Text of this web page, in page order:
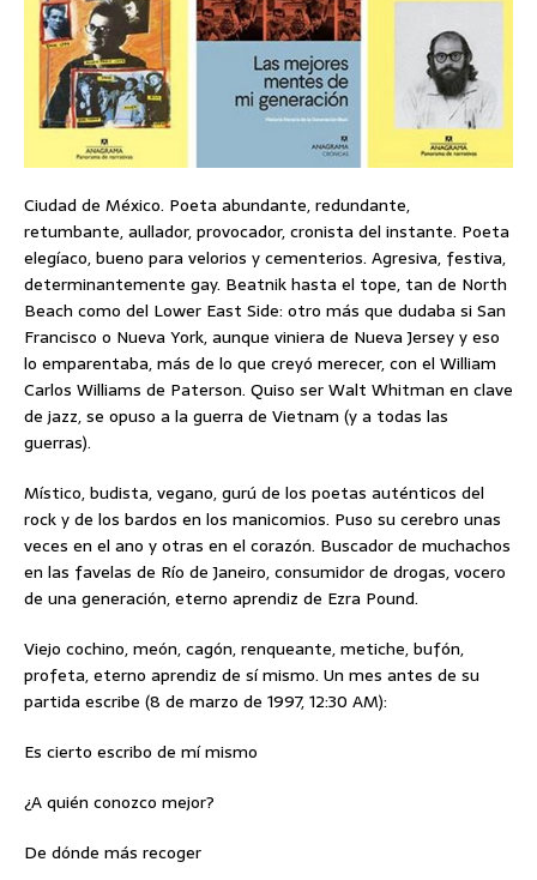
Ciudad de México. Poeta abundante, redundante,
retumbante, aullador, provocador, cronista del instante. Poeta
elegíaco, bueno para velorios y cementerios. Agresiva, festiva,
determinantemente gay. Beatnik hasta el tope, tan de North
Beach como del Lower East Side: otro más que dudaba si San
Francisco o Nueva York, aunque viniera de Nueva Jersey y eso
lo emparentaba, más de lo que creyó merecer, con el William
Carlos Williams de Paterson. Quiso ser Walt Whitman en clave
de jazz, se opuso a la guerra de Vietnam (y a todas las
guerras).
Místico, budista, vegano, gurú de los poetas auténticos del
rock y de los bardos en los manicomios. Puso su cerebro unas
veces en el ano y otras en el corazón. Buscador de muchachos
en las favelas de Río de Janeiro, consumidor de drogas, vocero
de una generación, eterno aprendiz de Ezra Pound.
Viejo cochino, meón, cagón, renqueante, metiche, bufón,
profeta, eterno aprendiz de sí mismo. Un mes antes de su
partida escribe (8 de marzo de 1997, 12:30 AM):
Es cierto escribo de mí mismo
¿A quién conozco mejor?
De dónde más recoger